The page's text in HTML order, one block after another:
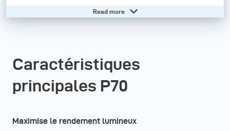
Read more
Caractéristiques
principales P70
Maximise le rendement lumineux